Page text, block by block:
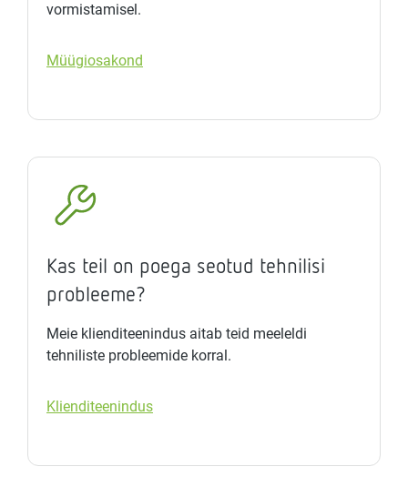
vormistamisel.
Müügiosakond
Kas teil on poega seotud tehnilisi
probleeme?
Meie klienditeenindus aitab teid meeleldi
tehniliste probleemide korral.
Klienditeenindus